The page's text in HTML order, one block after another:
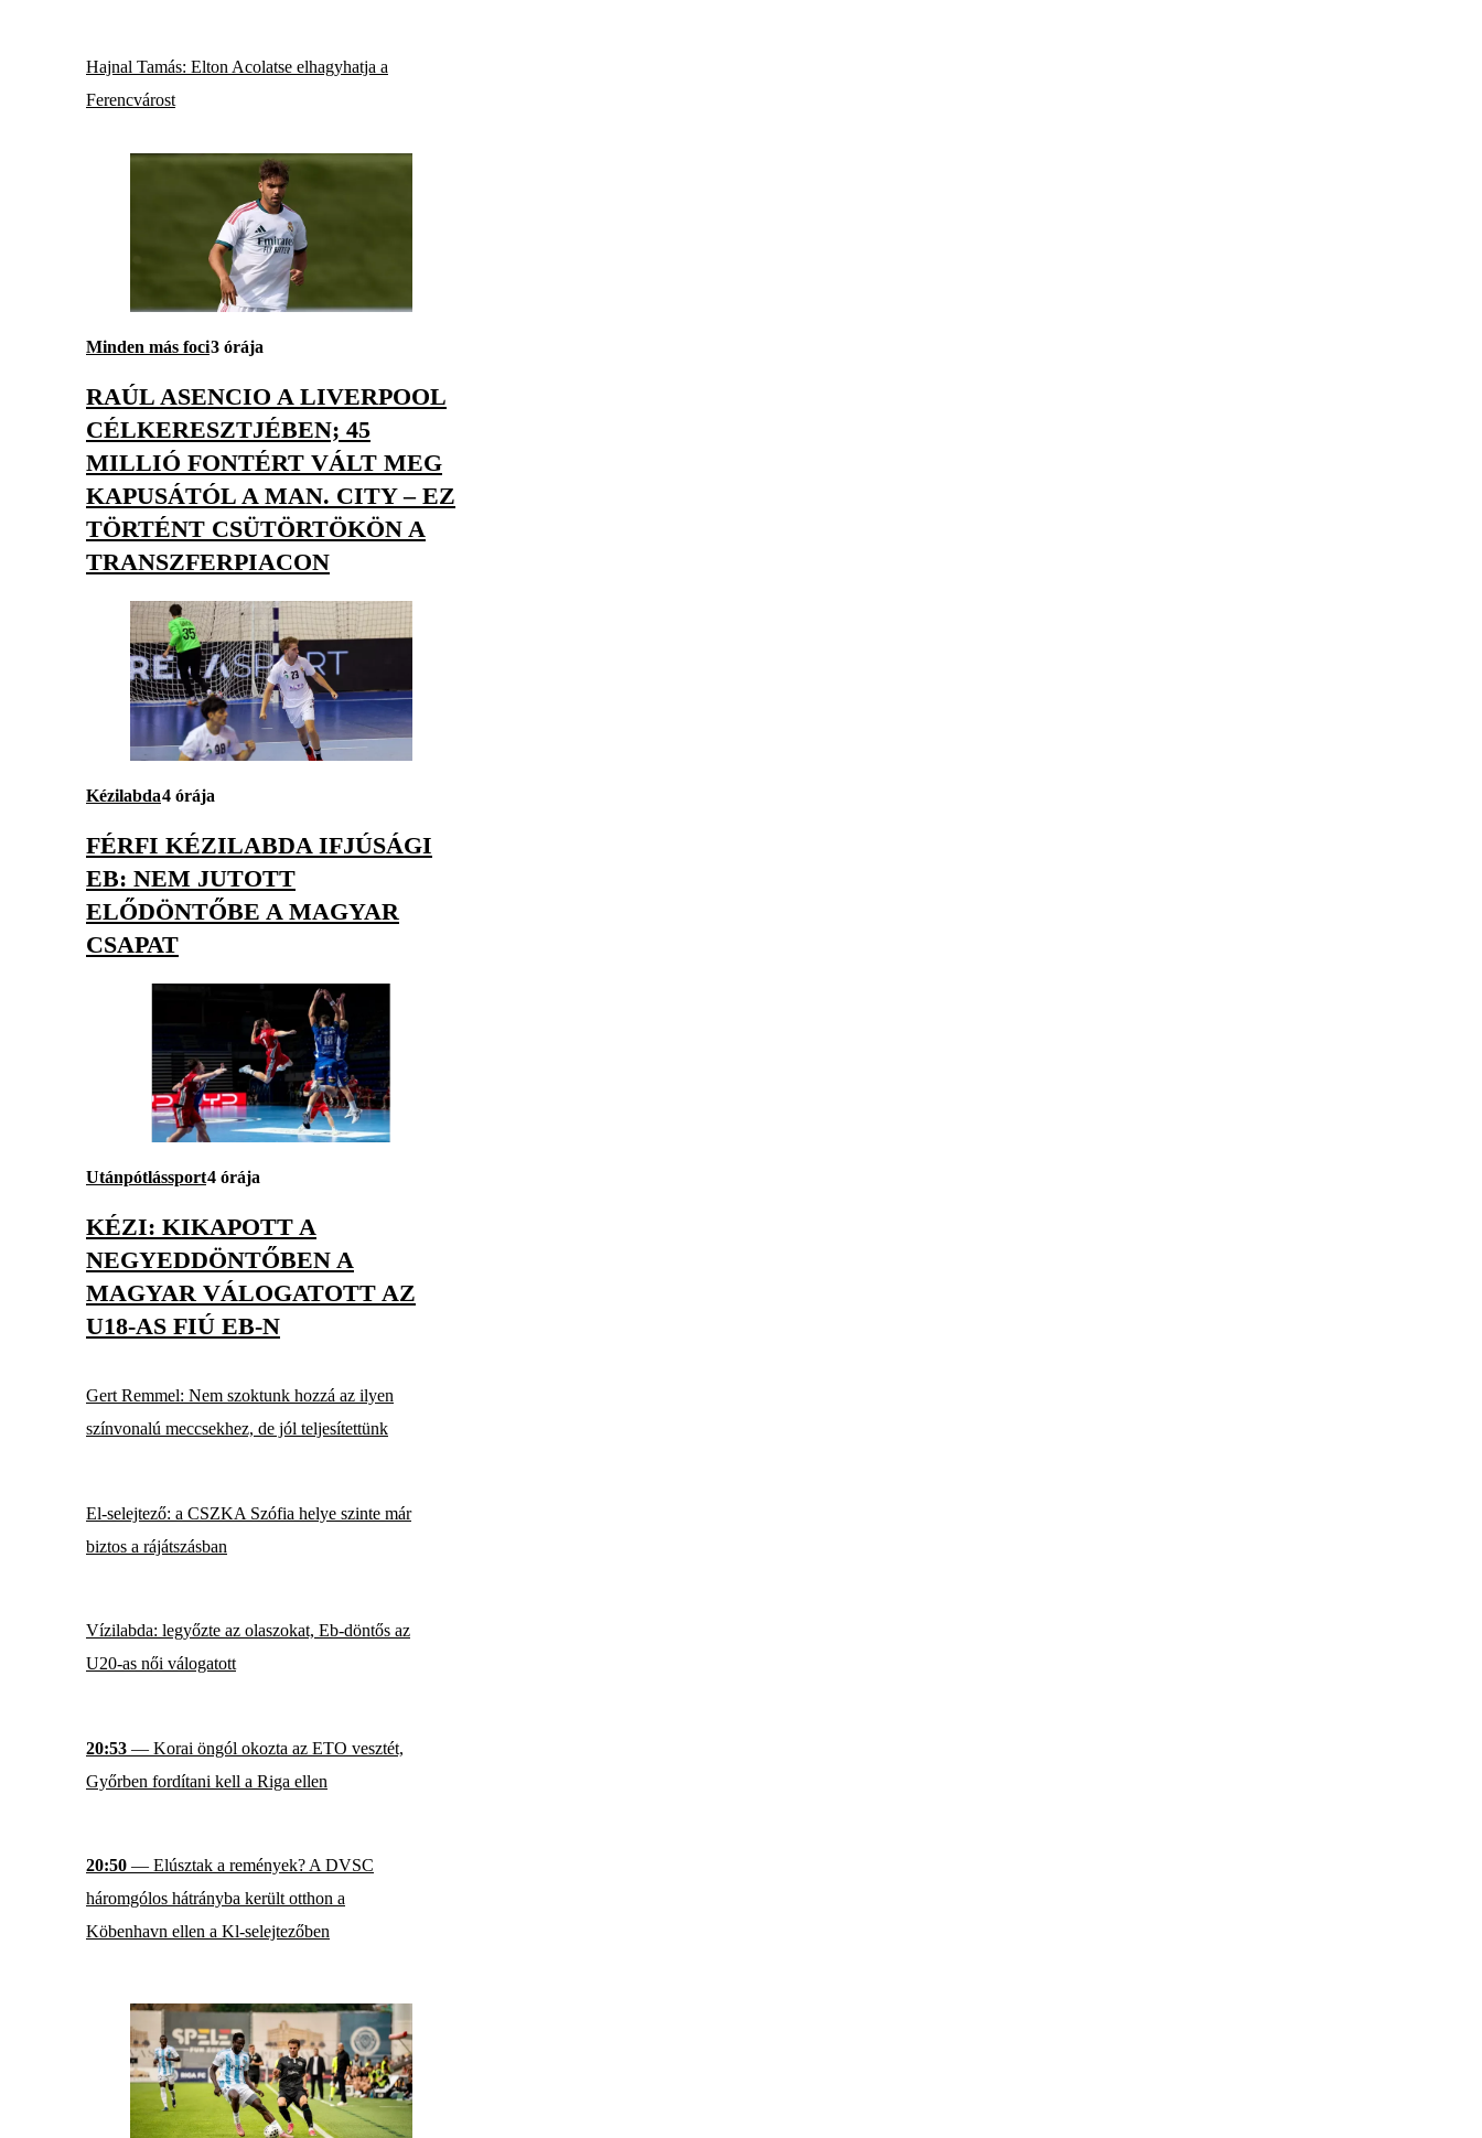
Hajnal Tamás: Elton Acolatse elhagyhatja a
Ferencvárost
Minden más foci3 órája
RAÚL ASENCIO A LIVERPOOL
CÉLKERESZTJÉBEN; 45
MILLIÓ FONTÉRT VÁLT MEG
KAPUSÁTÓL A MAN. CITY – EZ
TÖRTÉNT CSÜTÖRTÖKÖN A
TRANSZFERPIACON
Kézilabda4 órája
FÉRFI KÉZILABDA IFJÚSÁGI
EB: NEM JUTOTT
ELŐDÖNTŐBE A MAGYAR
CSAPAT
Utánpótlássport4 órája
KÉZI: KIKAPOTT A
NEGYEDDÖNTŐBEN A
MAGYAR VÁLOGATOTT AZ
U18-AS FIÚ EB-N
Gert Remmel: Nem szoktunk hozzá az ilyen
színvonalú meccsekhez, de jól teljesítettünk
El-selejtező: a CSZKA Szófia helye szinte már
biztos a rájátszásban
Vízilabda: legyőzte az olaszokat, Eb-döntős az
U20-as női válogatott
20:53 — Korai öngól okozta az ETO vesztét,
Győrben fordítani kell a Riga ellen
20:50 — Elúsztak a remények? A DVSC
háromgólos hátrányba került otthon a
Köbenhavn ellen a Kl-selejtezőben